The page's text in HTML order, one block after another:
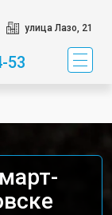
улица Лазо, 21
53